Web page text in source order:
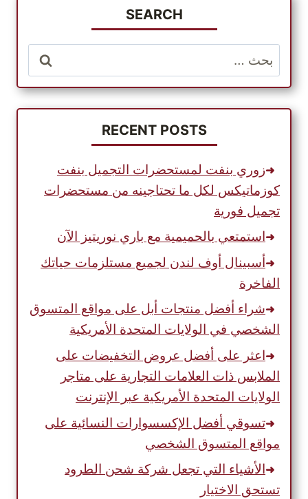
كوزماتيكس
لكل
تحتاجينه
من
مستحضرات
تجميل
فورية
SEARCH
عن:
RECENT POSTS
زوري بنفت لمستحضرات التجميل بنفت
كوزماتيكس لكل ما تحتاجينه من مستحضرات
تجميل فورية
استمتعي بالحميمية مع باري نوريتيز الآن
أسبينال أوف لندن لجميع مستلزمات حياتك
الفاخرة
شراء أفضل منتجات أبل على مواقع المتسوق
الشخصي في الولايات المتحدة الأمريكية
اعثر على أفضل عروض التخفيضات على
الملابس ذات العلامات التجارية على متاجر
الولايات المتحدة الأمريكية عبر الإنترنت
تسوقي أفضل الإكسسوارات النسائية على
مواقع المتسوق الشخصي
الأشياء التي تجعل شركة شحن الطرود
تستحق الاختيار